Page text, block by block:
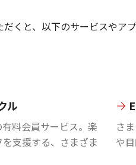
だくと、以下のサービスやア
ル
料会員サービス。楽
支援する、さまざま
さ
や